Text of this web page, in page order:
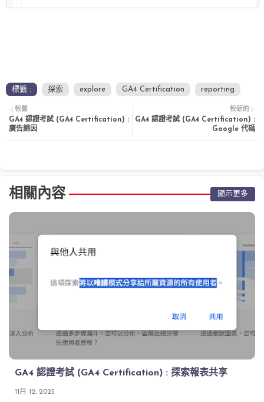
標籤 : 探索 explore GA4 Certification reporting
較新的
GA4 認證考試 (GA4 Certification) :
Google 代碼
較舊
GA4 認證考試 (GA4 Certification) :
廣告歸因
相關內容 顯示更多
GA4 認證考試 (GA4 Certification) : 探索報表共享
11月 12, 2025